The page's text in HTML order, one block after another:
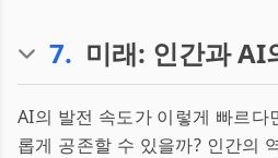
7. 미래: 인간과 AI
AI의 발전 속도가 이렇게 빠르다
롭게 공존할 수 있을까? 인간의